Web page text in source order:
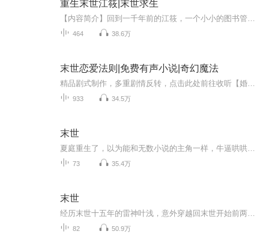
重生末世江筱|末世求生
464 38.6万
末世恋爱法则|免费有声小说|奇幻魔法
933 34.5万
末世
73 35.4万
末世
82 50.9万